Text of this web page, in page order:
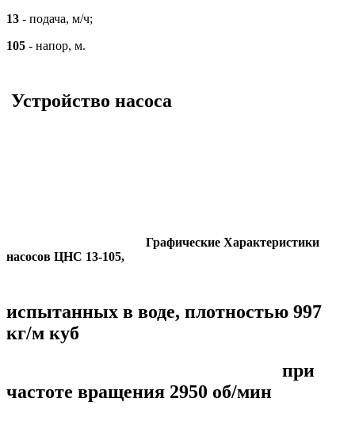
13 - подача, м/ч;
105 - напор, м.
Устройство насоса
Графические Характеристики
насосов ЦНС 13-105,
испытанных в воде, плотностью 997
кг/м куб
при
частоте вращения 2950 об/мин